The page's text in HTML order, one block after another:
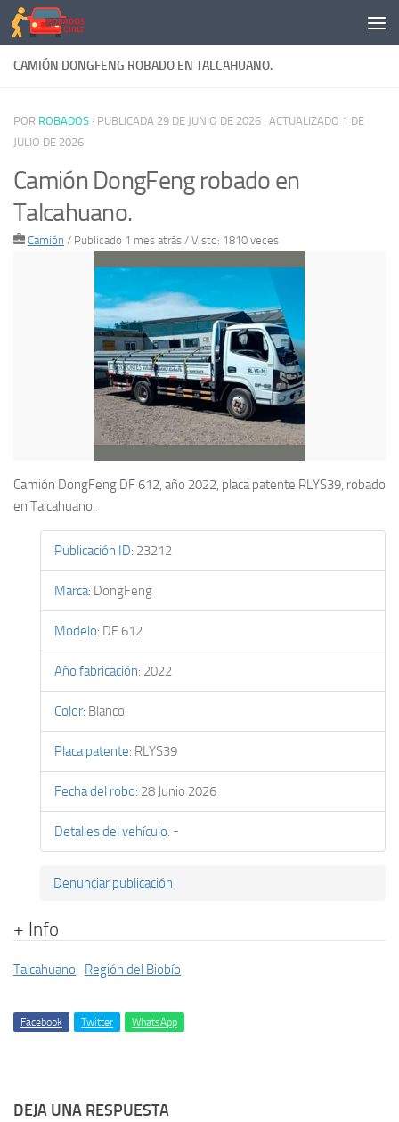
Saltar al contenido
CAMIÓN DONGFENG ROBADO EN TALCAHUANO.
POR ROBADOS · PUBLICADA 29 DE JUNIO DE 2026 · ACTUALIZADO 1 DE
JULIO DE 2026
Camión DongFeng robado en
Talcahuano.
Camión / Publicado 1 mes atrás / Visto: 1810 veces
Camión DongFeng DF 612, año 2022, placa patente RLYS39, robado
en Talcahuano.
Publicación ID: 23212
Marca: DongFeng
Modelo: DF 612
Año fabricación: 2022
Color: Blanco
Placa patente: RLYS39
Fecha del robo: 28 Junio 2026
Detalles del vehículo: -
Denunciar publicación
+ Info
Talcahuano, Región del Biobío
Facebook Twitter WhatsApp
DEJA UNA RESPUESTA